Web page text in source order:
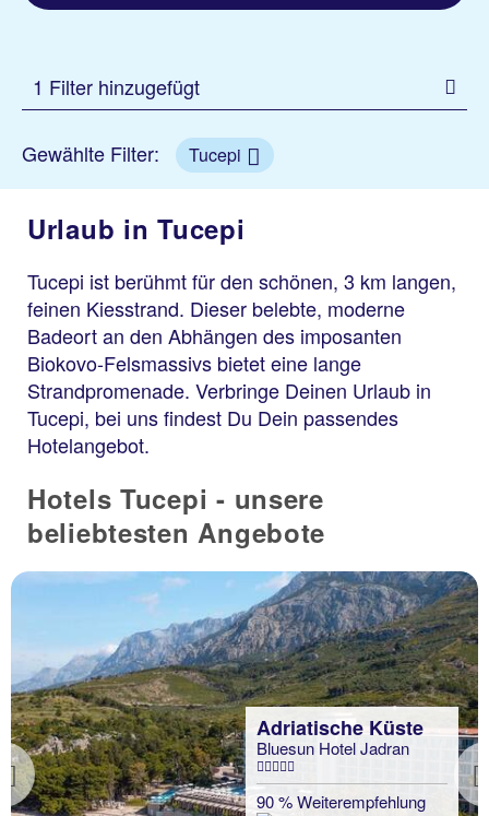
1 Filter hinzugefügt
Gewählte Filter: Tucepi
Urlaub in Tucepi
Tucepi ist berühmt für den schönen, 3 km langen,
feinen Kiesstrand. Dieser belebte, moderne
Badeort an den Abhängen des imposanten
Biokovo-Felsmassivs bietet eine lange
Strandpromenade. Verbringe Deinen Urlaub in
Tucepi, bei uns findest Du Dein passendes
Hotelangebot.
Hotels Tucepi - unsere
beliebtesten Angebote
Previous
Adriatische Küste
Bluesun Hotel Jadran
90 % Weiterempfehlung